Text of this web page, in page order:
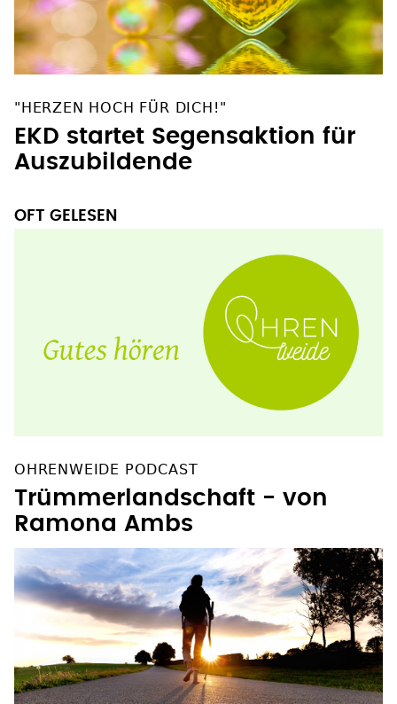
"HERZEN HOCH FÜR DICH!"
EKD startet Segensaktion für
Auszubildende
OFT GELESEN
OHRENWEIDE PODCAST
Trümmerlandschaft - von
Ramona Ambs